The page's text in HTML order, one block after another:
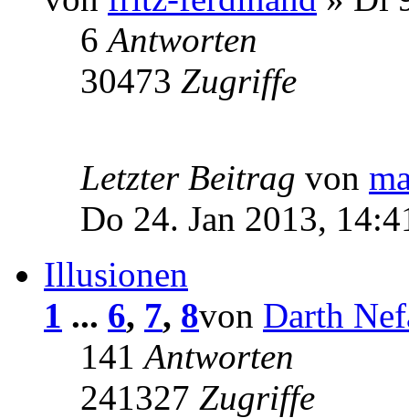
6Antworten
30473 Zugriffe
Letzter Beitrag von
Do 24. Jan 2013,
Illusionen
1 ... 6, 7, 8von Darth
141Antworten
241327 Zugriffe